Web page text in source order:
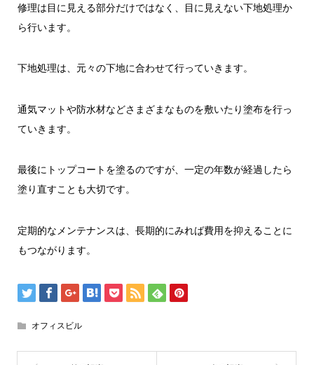
修理は目に見える部分だけではなく、目に見えない下地処理か
ら行います。
下地処理は、元々の下地に合わせて行っていきます。
通気マットや防水材などさまざまなものを敷いたり塗布を行っ
ていきます。
最後にトップコートを塗るのですが、一定の年数が経過したら
塗り直すことも大切です。
定期的なメンテナンスは、長期的にみれば費用を抑えることに
もつながります。
オフィスビル